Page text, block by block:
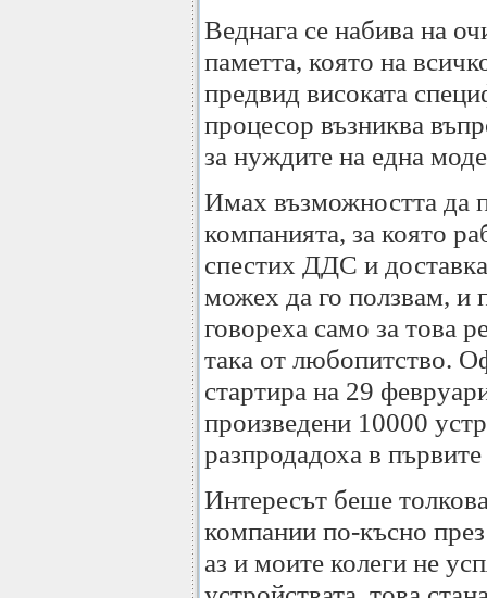
Веднага се набива на
паметта, която на
предвид високата
процесор възниква
за нуждите на една
Имах възможността да
компанията, за която
спестих ДДС и
можех да го ползвам, и
говореха само за това
така от любопитство.
стартира на 29
произведени 10000
разпродадоха в
Интересът беше
компании по-късно
аз и моите колеги не